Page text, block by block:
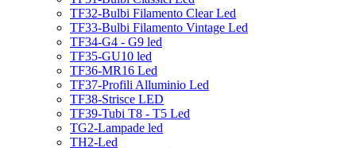
TF32-Bulbi Filamento Clear Led
TF33-Bulbi Filamento Vintage Led
TF34-G4 - G9 led
TF35-GU10 led
TF36-MR16 Led
TF37-Profili Alluminio Led
TF38-Strisce LED
TF39-Tubi T8 - T5 Led
TG2-Lampade led
TH2-Led